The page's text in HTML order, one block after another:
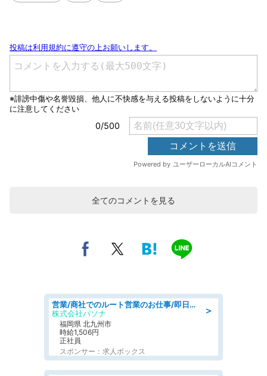
全てのコメントを見る
＞
営業/商社でのルート営業のお仕事/即日勤務可/車通勤可/営業
株式会社パソナ
福岡県 北九州市
時給1,506円
正社員
スポンサー：求人ボックス